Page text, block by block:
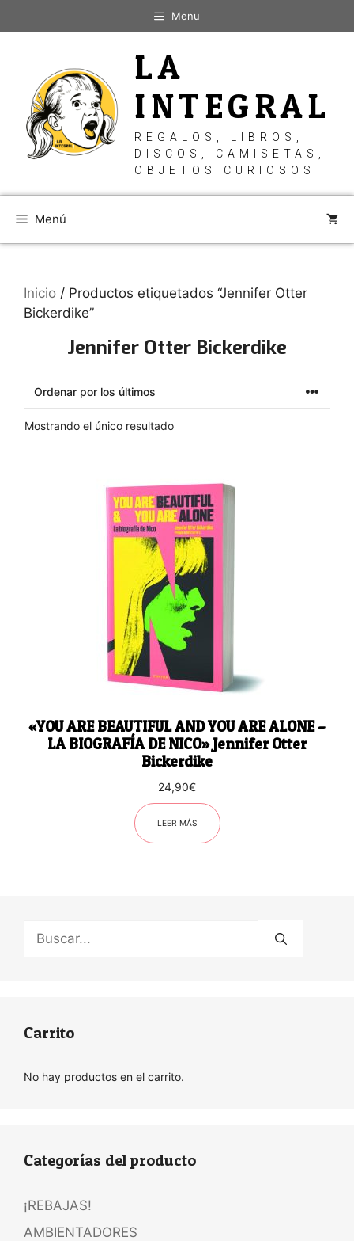
al
Menu
LA
INTEGRAL
REGALOS, LIBROS,
DISCOS, CAMISETAS,
OBJETOS CURIOSOS
Menú
Inicio / Productos etiquetados “Jennifer Otter
Bickerdike”
Jennifer Otter Bickerdike
Mostrando el único resultado
«YOU ARE BEAUTIFUL AND YOU ARE ALONE –
LA BIOGRAFÍA DE NICO» Jennifer Otter
Bickerdike
24,90€
LEER MÁS
Buscar:
Carrito
No hay productos en el carrito.
Categorías del producto
¡REBAJAS!
AMBIENTADORES